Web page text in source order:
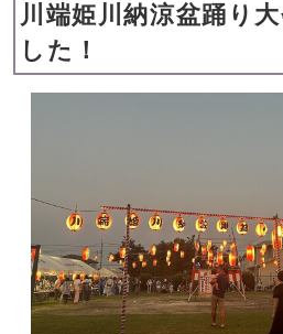
川端姫川納涼盆踊り
した！